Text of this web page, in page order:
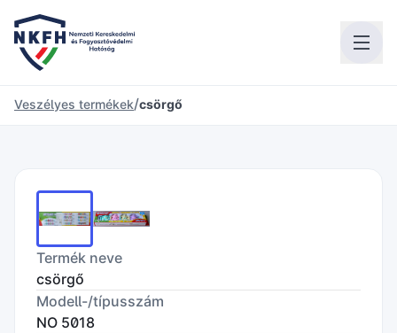
Veszélyes termékek/csörgő
Termék neve
csörgő
Modell-/típusszám
NO 5018